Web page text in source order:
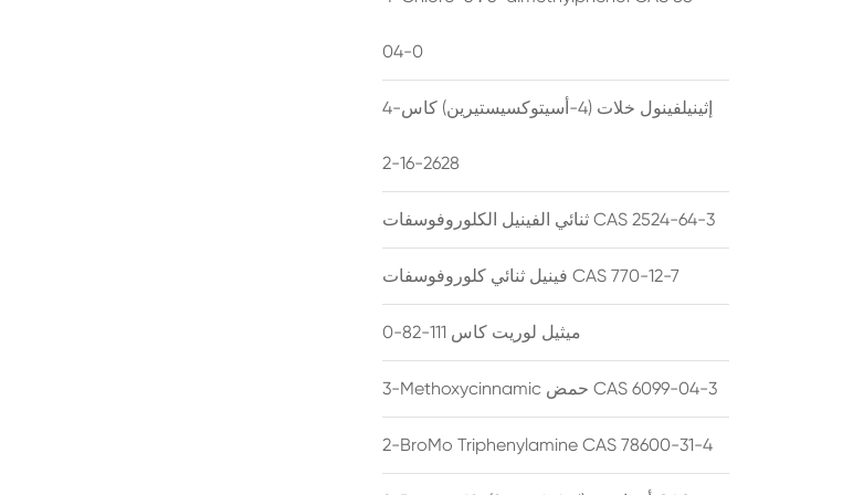
04-0
4-إثينيلفينول خلات (4-أسيتوكسيستيرين) كاس
2628-16-2
ثنائي الفينيل الكلوروفوسفات CAS 2524-64-3
فينيل ثنائي كلوروفوسفات CAS 770-12-7
ميثيل لوريت كاس 111-82-0
3-Methoxycinnamic حمض CAS 6099-04-3
2-BroMo Triphenylamine CAS 78600-31-4